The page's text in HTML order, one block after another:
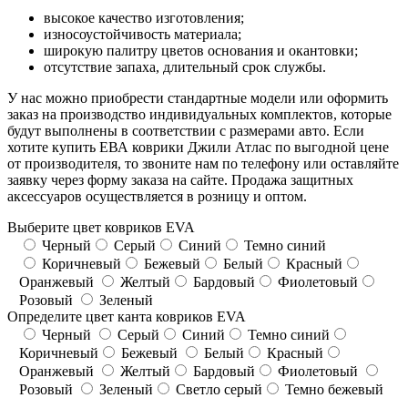
высокое качество изготовления;
износоустойчивость материала;
широкую палитру цветов основания и окантовки;
отсутствие запаха, длительный срок службы.
У нас можно приобрести стандартные модели или оформить
заказ на производство индивидуальных комплектов, которые
будут выполнены в соответствии с размерами авто. Если
хотите купить ЕВА коврики Джили Атлас по выгодной цене
от производителя, то звоните нам по телефону или оставляйте
заявку через форму заказа на сайте. Продажа защитных
аксессуаров осуществляется в розницу и оптом.
Выберите цвет ковриков EVA
Черный
Серый Синий
Темно синий
Коричневый
Бежевый Белый
Красный
Оранжевый
Желтый Бардовый
Фиолетовый
Розовый
Зеленый
Определите цвет канта ковриков EVA
Черный
Серый Синий
Темно синий
Коричневый
Бежевый Белый
Красный
Оранжевый
Желтый Бардовый
Фиолетовый
Розовый
Зеленый Светло серый
Темно бежевый